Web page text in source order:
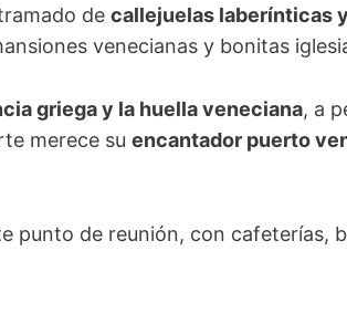
de callejuelas laberínticas
venecianas y bonitas
griega y la huella veneciana, a
merece su encantador puerto
punto de reunión, con cafeterías,